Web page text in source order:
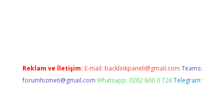
Reklam ve İletişim: E-mail: backlinkpaneli@gmail.com Teams:
forumhizmeti@gmail.com Whatsapp: 0262 606 0 726 Telegram: